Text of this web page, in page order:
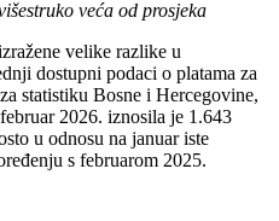
veća od prosjeka
velike razlike u
dostupni podaci o platama za
statistiku Bosne i Hercegovine,
2026. iznosila je 1.643
u odnosu na januar iste
s februarom 2025.